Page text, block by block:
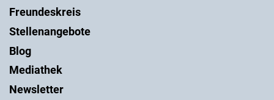
Freundeskreis
Stellenangebote
Blog
Mediathek
Newsletter